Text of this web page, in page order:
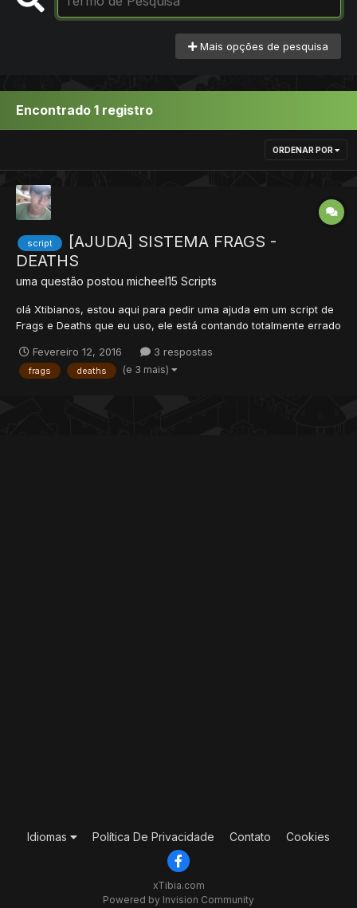
Mais opções de pesquisa
Encontrado 1 registro
ORDENAR POR
script
[AJUDA] SISTEMA FRAGS -
DEATHS
uma questão postou micheel15 Scripts
olá Xtibianos, estou aqui para pedir uma ajuda em um script de
Frags e Deaths que eu uso, ele está contando totalmente errado
muito mais deaths, e se alguem puder olhar se os frags estão
contando mt mais do que matou também e arrumar s...
Fevereiro 12, 2016 3 respostas
frags deaths (e 3 mais)
Idiomas Política De Privacidade Contato Cookies
xTibia.com
Powered by Invision Community